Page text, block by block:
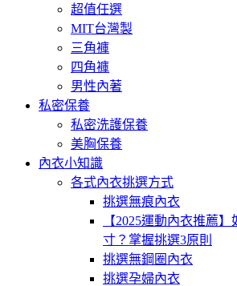
超值任選
MIT台灣製
三角褲
四角褲
男性內著
私密保養
私密洗護保養
美胸保養
內衣小知識
各式內衣挑選方式
挑選無痕內衣
【2025運動內衣推薦
寸？掌握挑選3原則
挑選無鋼圈內衣
挑選孕婦內衣